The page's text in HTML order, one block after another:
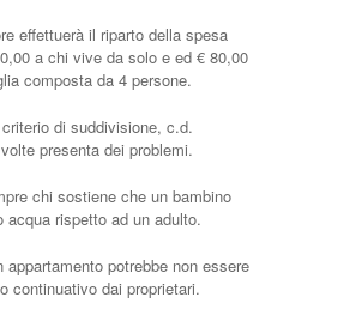
effettuerà il riparto della spesa
a chi vive da solo e ed € 80,00
composta da 4 persone.
di suddivisione, c.d.
presenta dei problemi.
chi sostiene che un bambino
acqua rispetto ad un adulto.
appartamento potrebbe non essere
continuativo dai proprietari.